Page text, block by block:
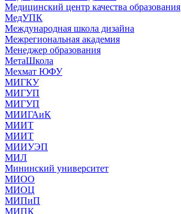
Медицинский центр качества образования
МедУПК
Международная школа дизайна
Межрегиональная академия
Менеджер образования
МетаШкола
Мехмат ЮФУ
МИГКУ
МИГУП
МИГУП
МИИГАиК
МИИТ
МИИТ
МИИУЭП
МИЛ
Мининский университет
МИОО
МИОЦ
МИПиП
МИПК